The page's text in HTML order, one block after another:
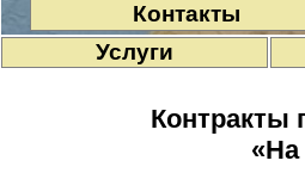
Контакты
Услуги
Контракты